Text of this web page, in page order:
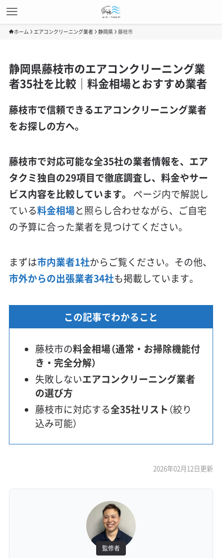
ホーム エアコンクリーニング業者 静岡県 藤枝市
静岡県藤枝市のエアコンクリーニング業
者35社を比較｜料金相場とおすすめ業者
藤枝市で信頼できるエアコンクリーニング業者
をお探しの方へ。
藤枝市で対応可能な全35社の業者情報を、エア
タクミ独自の29項目で徹底調査し、料金やサー
ビス内容を比較しています。
ページ内で解説し
ている料金相場と照らし合わせながら、ご自宅
の予算に合った業者を見つけてください。
まずは市内業者1社からご覧ください。その他、
市外からの出張業者34社も掲載しています。
この記事でわかること
藤枝市の料金相場（通常・お掃除機能付
き・完全分解）
失敗しないエアコンクリーニング業者
の選び方
藤枝市に対応する全35社リスト （絞り
込み可能）
2026年02月12日更新
監修者